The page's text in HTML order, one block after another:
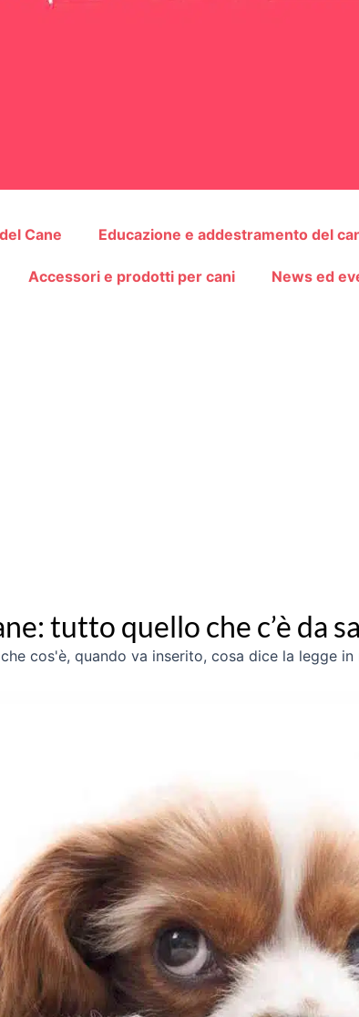
Cane Educazione e addestramento del
Accessori e prodotti per cani News ed
tutto quello che c’è da
cos'è, quando va inserito, cosa dice la legge